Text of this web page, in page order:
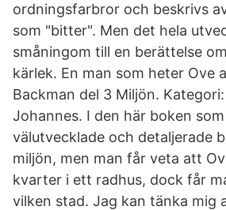
ordningsfarbror och beskrivs
som "bitter". Men det hela
småningom till en berättelse
kärlek. En man som heter Ove
Backman del 3 Miljön.
Johannes. I den här boken
välutvecklade och detaljerade
miljön, men man får veta att
kvarter i ett radhus, dock får
vilken stad. Jag kan tänka mig